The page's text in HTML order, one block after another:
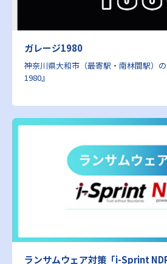
ガレージ1980
神奈川県大和市（最寄駅・南林間駅）
1980』
ランサムウェア対策「i-Sprint NDR